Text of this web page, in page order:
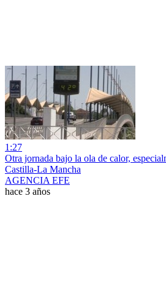
1:27
Otra jornada bajo la ola de calor,
Castilla-La Mancha
AGENCIA EFE
hace 3 años